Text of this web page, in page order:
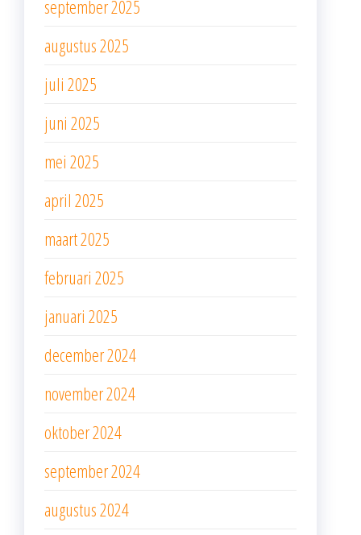
september 2025
augustus 2025
juli 2025
juni 2025
mei 2025
april 2025
maart 2025
februari 2025
januari 2025
december 2024
november 2024
oktober 2024
september 2024
augustus 2024